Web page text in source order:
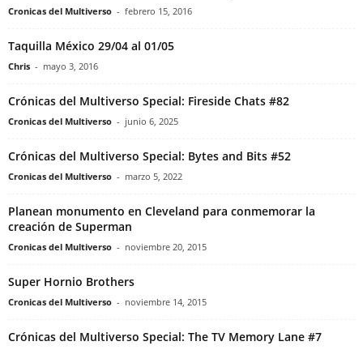
Cronicas del Multiverso - febrero 15, 2016
Taquilla México 29/04 al 01/05
Chris - mayo 3, 2016
Crónicas del Multiverso Special: Fireside Chats #82
Cronicas del Multiverso - junio 6, 2025
Crónicas del Multiverso Special: Bytes and Bits #52
Cronicas del Multiverso - marzo 5, 2022
Planean monumento en Cleveland para conmemorar la
creación de Superman
Cronicas del Multiverso - noviembre 20, 2015
Super Hornio Brothers
Cronicas del Multiverso - noviembre 14, 2015
Crónicas del Multiverso Special: The TV Memory Lane #7